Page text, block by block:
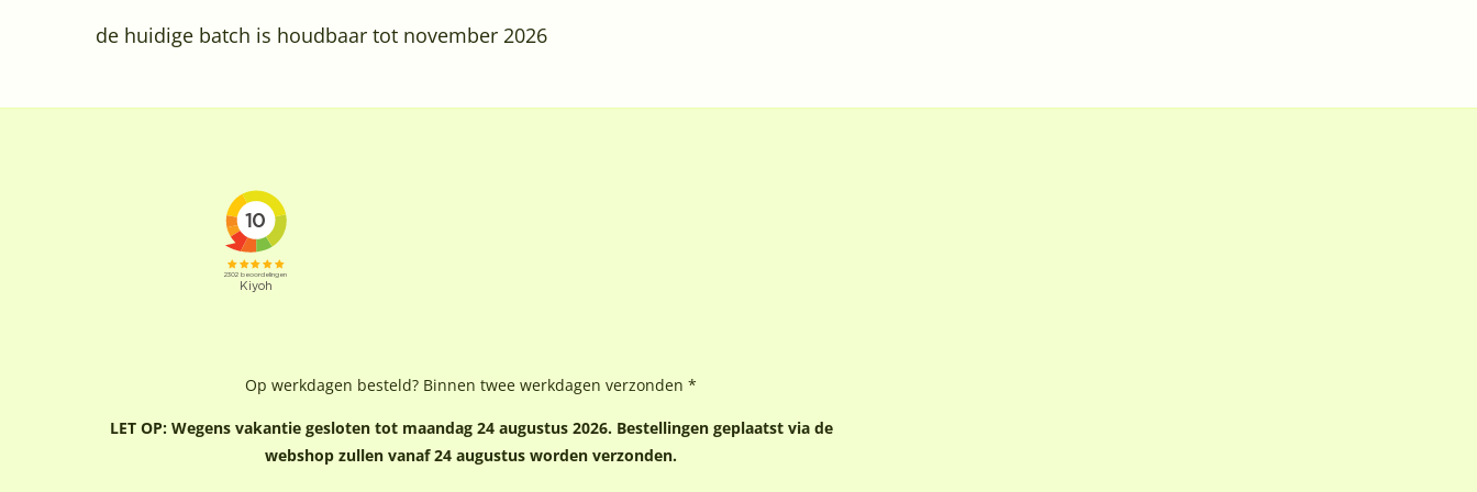
de huidige batch is houdbaar tot november 2026
Op werkdagen besteld? Binnen twee werkdagen verzonden *
LET OP: Wegens vakantie gesloten tot maandag 24 augustus 2026. Bestellingen geplaatst via de
webshop zullen vanaf 24 augustus worden verzonden.